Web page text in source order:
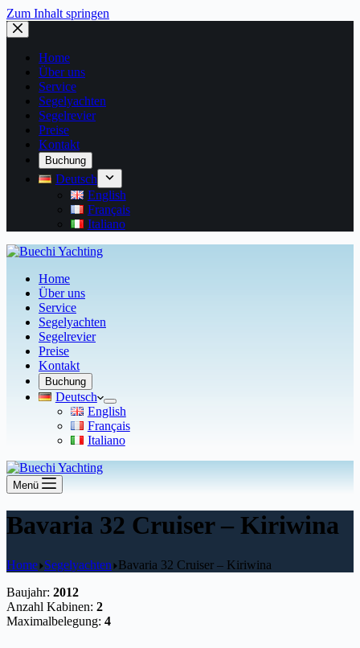
Zum Inhalt springen
Home
Über uns
Service
Segelyachten
Segelrevier
Preise
Kontakt
Buchung
Deutsch
English
Français
Italiano
Home
Über uns
Service
Segelyachten
Segelrevier
Preise
Kontakt
Buchung
Deutsch
English
Français
Italiano
Menü
Bavaria 32 Cruiser – Kiriwina
Home Segelyachten Bavaria 32 Cruiser – Kiriwina
Baujahr: 2012
Anzahl Kabinen: 2
Maximalbelegung: 4